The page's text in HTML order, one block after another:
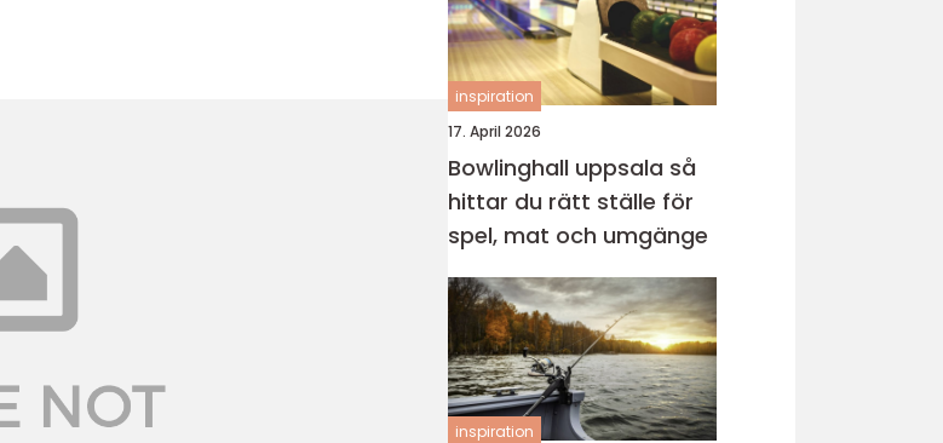
inspiration
17. April 2026
Bowlinghall uppsala så
hittar du rätt ställe för
spel, mat och umgänge
inspiration